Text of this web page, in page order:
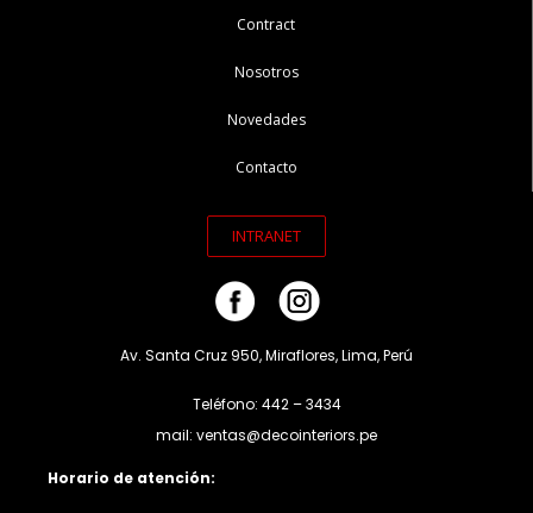
Contract
Nosotros
Novedades
Contacto
INTRANET
Av. Santa Cruz 950, Miraflores, Lima, Perú
Teléfono: 442 – 3434
mail: ventas@decointeriors.pe
Horario de atención: